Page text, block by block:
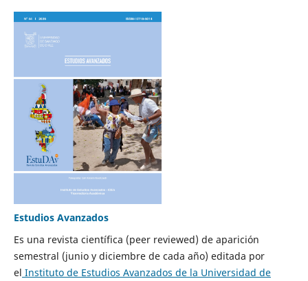
Estudios Avanzados
Es una revista científica (peer reviewed) de aparición
semestral (junio y diciembre de cada año) editada por
el Instituto de Estudios Avanzados de la Universidad de